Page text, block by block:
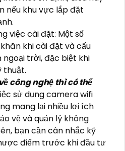
nếu khu vực lắp đặt
việc cài đặt: Một số
khi cài đặt và cấu
trời, đặc biệt khi
thuật.
công nghệ thì có thể
sử dụng camera wifi
mang lại nhiều lợi ích
vệ và quản lý không
bạn cần cân nhắc kỹ
điểm trước khi đầu tư